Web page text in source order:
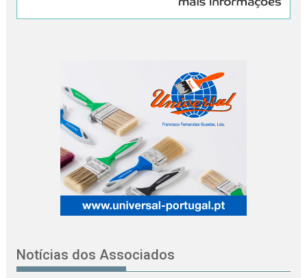
Notícias dos Associados